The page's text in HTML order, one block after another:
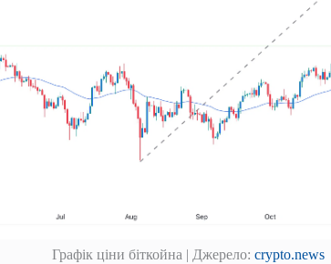
Графік ціни біткойна | Джерело: crypto.news